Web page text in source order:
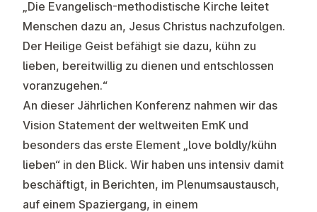
„Die Evangelisch-methodistische Kirche leitet
Menschen dazu an, Jesus Christus nachzufolgen.
Der Heilige Geist befähigt sie dazu, kühn zu
lieben, bereitwillig zu dienen und entschlossen
voranzugehen.“
An dieser Jährlichen Konferenz nahmen wir das
Vision Statement der weltweiten EmK und
besonders das erste Element „love boldly/kühn
lieben“ in den Blick. Wir haben uns intensiv damit
beschäftigt, in Berichten, im Plenumsaustausch,
auf einem Spaziergang, in einem